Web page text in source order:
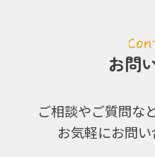
お問
ご相談やご質問な
お気軽にお問い